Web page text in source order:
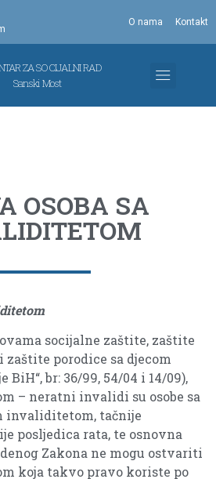
O nama Kontakt
ZA SOCIJALNI RAD
Sanski Most
OSOBA SA
socijalne zaštite, zaštite
porodice sa djecom
BiH“, br: 36/99, 54/04 i 14/09),
– neratni invalidi su osobe sa
invaliditetom, tačnije
posljedica rata, te osnovna
Zakona ne mogu ostvariti
koja takvo pravo koriste po